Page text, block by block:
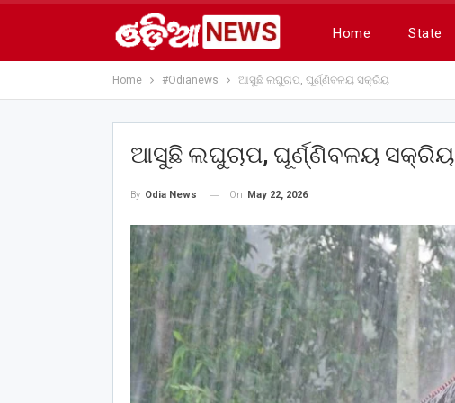
Home State
Home #Odianews ଆସୁଛି ଲଘୁଚାପ, ଘୂର୍ଣ୍ଣିବଳୟ ସକ୍ରିୟ
ଆସୁଛି ଲଘୁଚାପ, ଘୂର୍ଣ୍ଣିବଳୟ ସକ୍ରିୟ
By Odia News On May 22, 2026